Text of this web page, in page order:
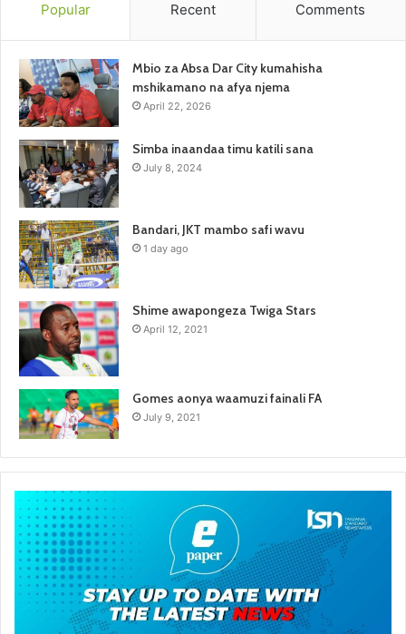
Popular Recent Comments
Mbio za Absa Dar City kumahisha
mshikamano na afya njema
April 22, 2026
Simba inaandaa timu katili sana
July 8, 2024
Bandari, JKT mambo safi wavu
1 day ago
Shime awapongeza Twiga Stars
April 12, 2021
Gomes aonya waamuzi fainali FA
July 9, 2021